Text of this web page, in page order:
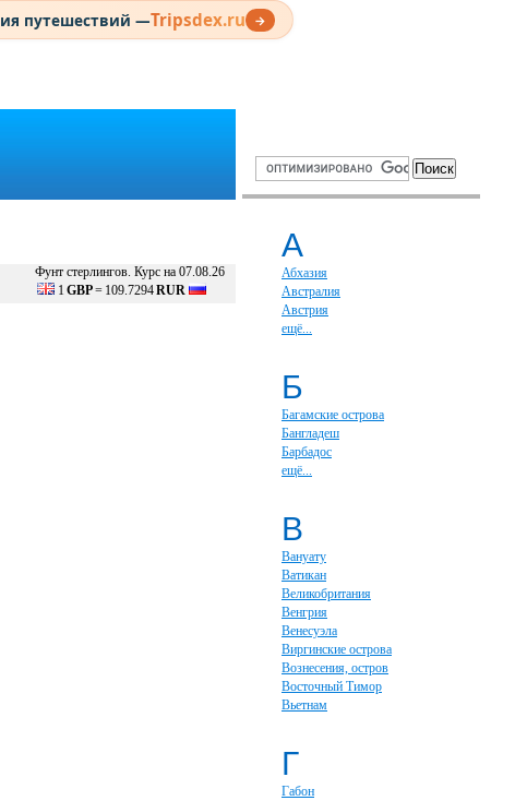
путешествий —Tripsdex.ru →
Фунт стерлингов. Курс на 07.08.26
1 GBP= 109.7294RUR
А
Абхазия
Австралия
Австрия
ещё...
Б
Багамские острова
Бангладеш
Барбадос
ещё...
В
Вануату
Ватикан
Великобритания
Венгрия
Венесуэла
Виргинские острова
Вознесения, остров
Восточный Тимор
Вьетнам
Г
Габон